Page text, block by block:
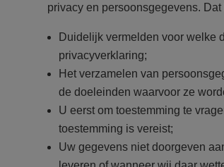
privacy en persoonsgegevens.
Duidelijk vermelden voor welke
privacyverklaring;
Het verzamelen van
de doeleinden waarvoor ze
U eerst om toestemming te
toestemming is vereist;
Uw gegevens niet doorgeven